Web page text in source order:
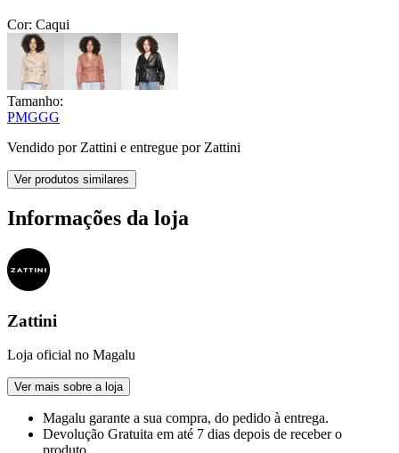
Cor: Caqui
Tamanho:
PMGGG
Vendido por Zattini e entregue por Zattini
Ver produtos similares
Informações da loja
Zattini
Loja oficial no Magalu
Ver mais sobre a loja
Magalu garante a sua compra, do pedido à entrega.
Devolução Gratuita em até 7 dias depois de receber o